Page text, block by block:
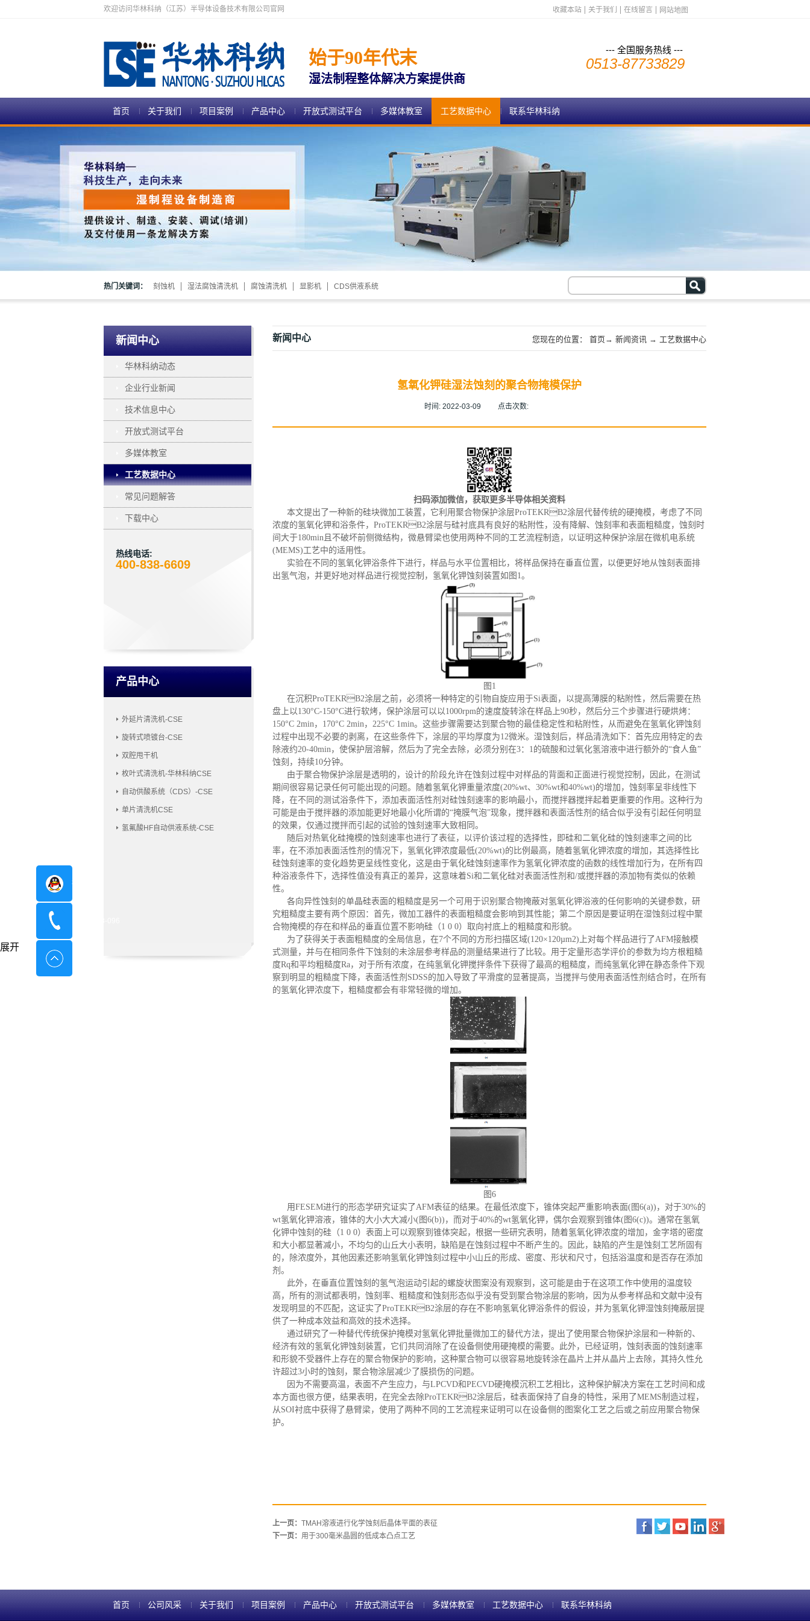
欢迎访问华林科纳（江苏）半导体设备技术有限公司官网 收藏本站 关于我们 在线留言 网站地图
始于90年代末
湿法制程整体解决方案提供商
--- 全国服务热线 ---
0513-87733829
首页 关于我们 项目案例 产品中心 开放式测试平台 多媒体教室 工艺数据中心 联系华林科纳
热门关键词： 刻蚀机 湿法腐蚀清洗机 腐蚀清洗机 显影机 CDS供液系统
新闻中心
华林科纳动态
企业行业新闻
技术信息中心
开放式测试平台
多媒体教室
工艺数据中心
常见问题解答
下载中心
热线电话:
400-838-6609
产品中心
外延片清洗机-CSE
旋转式喷镀台-CSE
双腔甩干机
枚叶式清洗机-华林科纳CSE
自动供酸系统（CDS）-CSE
单片清洗机CSE
氢氟酸HF自动供液系统-CSE
新闻中心 您现在的位置： 首页→ 新闻资讯 → 工艺数据中心
氢氧化钾硅湿法蚀刻的聚合物掩模保护
时间: 2022-03-09 点击次数:
扫码添加微信，获取更多半导体相关资料
本文提出了一种新的硅块微加工装置，它利用聚合物保护涂层ProTEKRB2涂层代替传统的硬掩模， 考虑了不同
浓度的氢氧化钾和浴条件， ProTEKRB2涂层与硅衬底具有良好的粘附性，没有降解、蚀刻率和表面粗糙度，蚀刻时
间大于180min且不破坏前侧微结构 ， 微悬臂梁也使用两种不同的工艺流程制造，以证明这种保护涂层在微机电系统
(MEMS)工艺中的适用性。
实验在不同的氢氧化钾浴条件下进行，样品与水平位置相比，将样品保持在垂直位置，以便更好地从蚀刻表面排
出氢气泡，并更好地对样品进行视觉控制 ，氢氧化钾蚀刻装置如图 1。
图 1
在沉积ProTEKRB2涂层之前，必须将一种特定的引物自旋应用于Si表面，以提高薄膜的粘附性 ， 然后需要在热
盘上以 130°C-150°C进行软烤， 保护涂层可以以 1000rpm的速度旋转涂在样品上90秒 ， 然后分三个步骤进行硬烘烤：
150°C 2min，170°C 2min，225°C 1min。这些步骤需要达到聚合物的最佳稳定性和粘附性，从而避免在氢氧化钾蚀刻
过程中出现不必要的剥离 ， 在这些条件下， 涂层的平均厚度为12微米。 湿蚀刻后，样品清洗如下：首先应用特定的去
除液约20-40min，使保护层溶解， 然后为了完全去除，必须分别在3：1的硫酸和过氧化氢溶液中进行额外的“食人鱼”
蚀刻，持续10分钟。
由于聚合物保护涂层是透明的，设计的阶段允许在蚀刻过程中对样品的背面和正面进行视觉控制 ，
因此，在测试
期间很容易记录任何可能出现的问题。随着氢氧化钾重量浓度(20%wt、30%wt和40%wt)的增加，蚀刻率呈非线性下
降， 在不同的测试浴条件下，添加表面活性剂对硅蚀刻速率的影响最小，而搅拌器搅拌起着更重要的作用。这种行为
可能是由于搅拌器的添加能更好地最小化所谓的“掩膜气泡”现象 ， 搅拌器和表面活性剂的结合似乎没有引起任何明显
的效果，仅通过搅拌而引起的试验的蚀刻速率大致相同。
随后对热氧化硅掩模的蚀刻速率也进行了表征，以评价该过程的选择性，即硅和二氧化硅的蚀刻速率之间的比
率， 在不添加表面活性剂的情况下，氢氧化钾浓度最低(20%wt)的比例最高 ，
随着氢氧化钾浓度的增加，其选择性比
硅蚀刻速率的变化趋势更呈线性变化， 这是由于氧化硅蚀刻速率作为氢氧化钾浓度的函数的线性增加行为 ， 在所有四
种浴液条件下，选择性值没有真正的差异， 这意味着Si和二氧化硅对表面活性剂和/或搅拌器的添加物有类似的依赖
性。
各向异性蚀刻的单晶硅表面的粗糙度是另一个可用于识别聚合物掩蔽对氢氧化钾浴液的任何影响的关键参数， 研
究粗糙度主要有两个原因 ： 首先，微加工器件的表面粗糙度会影响到其性能； 第二个原因是要证明在湿蚀刻过程中聚
合物掩模的存在和样品的垂直位置不影响硅（1 0 0）取向衬底上的粗糙度和形貌。
为了获得关于表面粗糙度的全局信息，在7个不同的方形扫描区域(120×120µm2)上对每个样品进行了AFM接触模
式测量，并与在相同条件下蚀刻的未涂层参考样品的测量结果进行了比较。用于定量形态学评价的参数为均方根粗糙
度Rq和平均粗糙度Ra， 对于所有浓度，在纯氢氧化钾搅拌条件下获得了最高的粗糙度，而纯氢氧化钾在静态条件下观
察到明显的粗糙度下降， 表面活性剂 SDSS的加入导致了平滑度的显著提高 ，
当搅拌与使用表面活性剂结合时，在所有
的氢氧化钾浓度下，粗糙度都会有非常轻微的增加。
图6
用FESEM进行的形态学研究证实了AFM表征的结果。在最低浓度下，锥体突起严重影响表面(图6(a))，对于30%的
wt氢氧化钾溶液，锥体的大小大大减小(图6(b))，而对于40%的wt氢氧化钾，偶尔会观察到锥体(图6(c))。通常在氢氧
化钾中蚀刻的硅（1 0 0）表面上可以观察到锥体突起， 根据一些研究表明，随着氢氧化钾浓度的增加，金字塔的密度
和大小都显著减小， 不均匀的山丘大小表明，缺陷是在蚀刻过程中不断产生的。因此，缺陷的产生是蚀刻工艺所固有
的 ， 除浓度外，其他因素还影响氢氧化钾蚀刻过程中小山丘的形成、密度、形状和尺寸， 包括浴温度和是否存在添加
剂 。
此外，在垂直位置蚀刻的氢气泡运动引起的螺旋状图案没有观察到 ， 这可能是由于在这项工作中使用的温度较
高 ， 所有的测试都表明，蚀刻率、粗糙度和蚀刻形态似乎没有受到聚合物涂层的影响，因为从参考样品和文献中没有
发现明显的不匹配 ， 这证实了ProTEKRB2涂层的存在不影响氢氧化钾浴条件的假设，并为氢氧化钾湿蚀刻掩蔽层提
供了一种成本效益和高效的技术选择。
通过研究了一种替代传统保护掩模对氢氧化钾批量微加工的替代方法 ， 提出了使用聚合物保护涂层和一种新的、
经济有效的氢氧化钾蚀刻装置，它们共同消除了在设备侧使用硬掩模的需要。此外，已经证明，蚀刻表面的蚀刻速率
和形貌不受器件上存在的聚合物保护的影响 ， 这种聚合物可以很容易地旋转涂在晶片上并从晶片上去除，其持久性允
许超过3小时的蚀刻 ， 聚合物涂层减少了膜损伤的问题。
因为不需要高温，表面不产生应力 ， 与LPCVD和PECVD硬掩模沉积工艺相比，这种保护解决方案在工艺时间和成
本方面也很方便 ， 结果表明，在完全去除ProTEKRB2涂层后，硅表面保持了自身的特性 ， 采用了MEMS制造过程，
从SOI衬底中获得了悬臂梁， 使用了两种不同的工艺流程来证明可以在设备侧的图案化工艺之后或之前应用聚合物保
护。
上一页： TMAH溶液进行化学蚀刻后晶体平面的表征
下一页： 用于300毫米晶圆的低成本凸点工艺
首页 公司风采 关于我们 项目案例 产品中心 开放式测试平台 多媒体教室 工艺数据中心 联系华林科纳
在线咨询
展开